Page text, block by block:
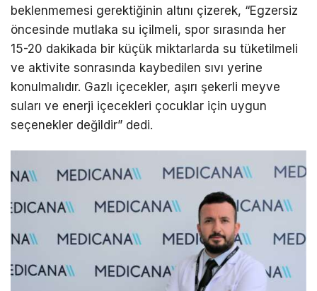
beklenmemesi gerektiğinin altını çizerek, “Egzersiz
öncesinde mutlaka su içilmeli, spor sırasında her
15-20 dakikada bir küçük miktarlarda su tüketilmeli
ve aktivite sonrasında kaybedilen sıvı yerine
konulmalıdır. Gazlı içecekler, aşırı şekerli meyve
suları ve enerji içecekleri çocuklar için uygun
seçenekler değildir” dedi.